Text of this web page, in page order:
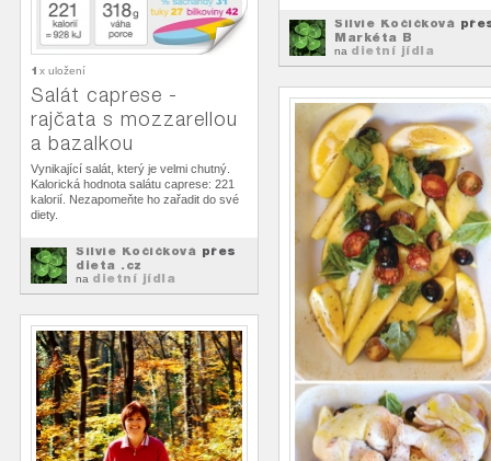
Silvie Kočičková
Markéta B
na dietní jídla
1 x uložení
Salát caprese -
rajčata s mozzarellou
a bazalkou
Vynikající salát, který je velmi chutný.
Kalorická hodnota salátu caprese: 221
kalorií. Nezapomeňte ho zařadit do své
diety.
Silvie Kočičková přes
dieta .cz
na dietní jídla